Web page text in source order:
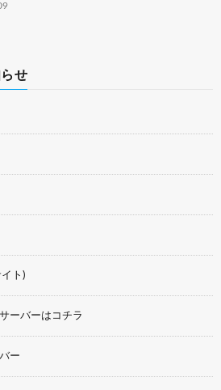
せ
ト)
ーバーはコチラ
ー